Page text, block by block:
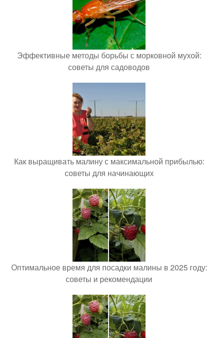
Эффективные методы борьбы с морковной мухой:
советы для садоводов
Как выращивать малину с максимальной прибылью:
советы для начинающих
Оптимальное время для посадки малины в 2025 году:
советы и рекомендации